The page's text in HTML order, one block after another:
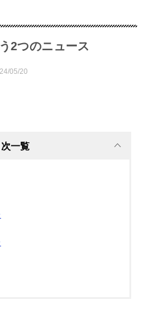
2つのニュース
05/20
次一覧